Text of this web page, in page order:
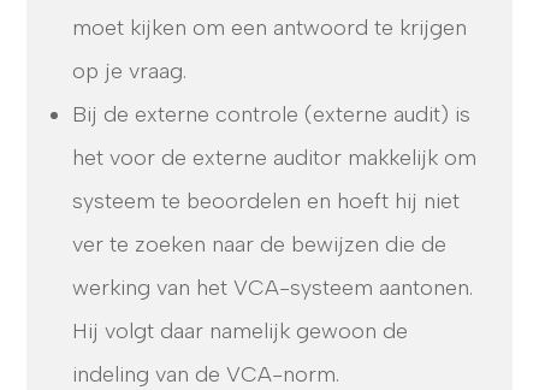
moet kijken om een antwoord te krijgen
op je vraag.
Bij de externe controle (externe audit) is
het voor de externe auditor makkelijk om
systeem te beoordelen en hoeft hij niet
ver te zoeken naar de bewijzen die de
werking van het VCA-systeem aantonen.
Hij volgt daar namelijk gewoon de
indeling van de VCA-norm.